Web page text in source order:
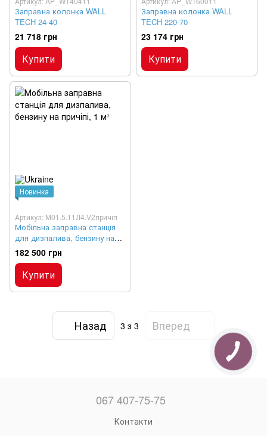
Заправна колонка WALL
TECH 24-40
21 718 грн
Купити
Заправна колонка WALL
TECH 220-70
23 174 грн
Купити
Новинка
Артикул: М01.5.11Л4.V2причіп
Мобільна заправна станція
для дизпалива, бензину на
причіпі, 1 м³
182 500 грн
Купити
Назад 3 з 3 Вперед
067 407-75-75
Контакти